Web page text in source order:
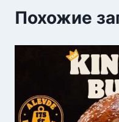
Похожие